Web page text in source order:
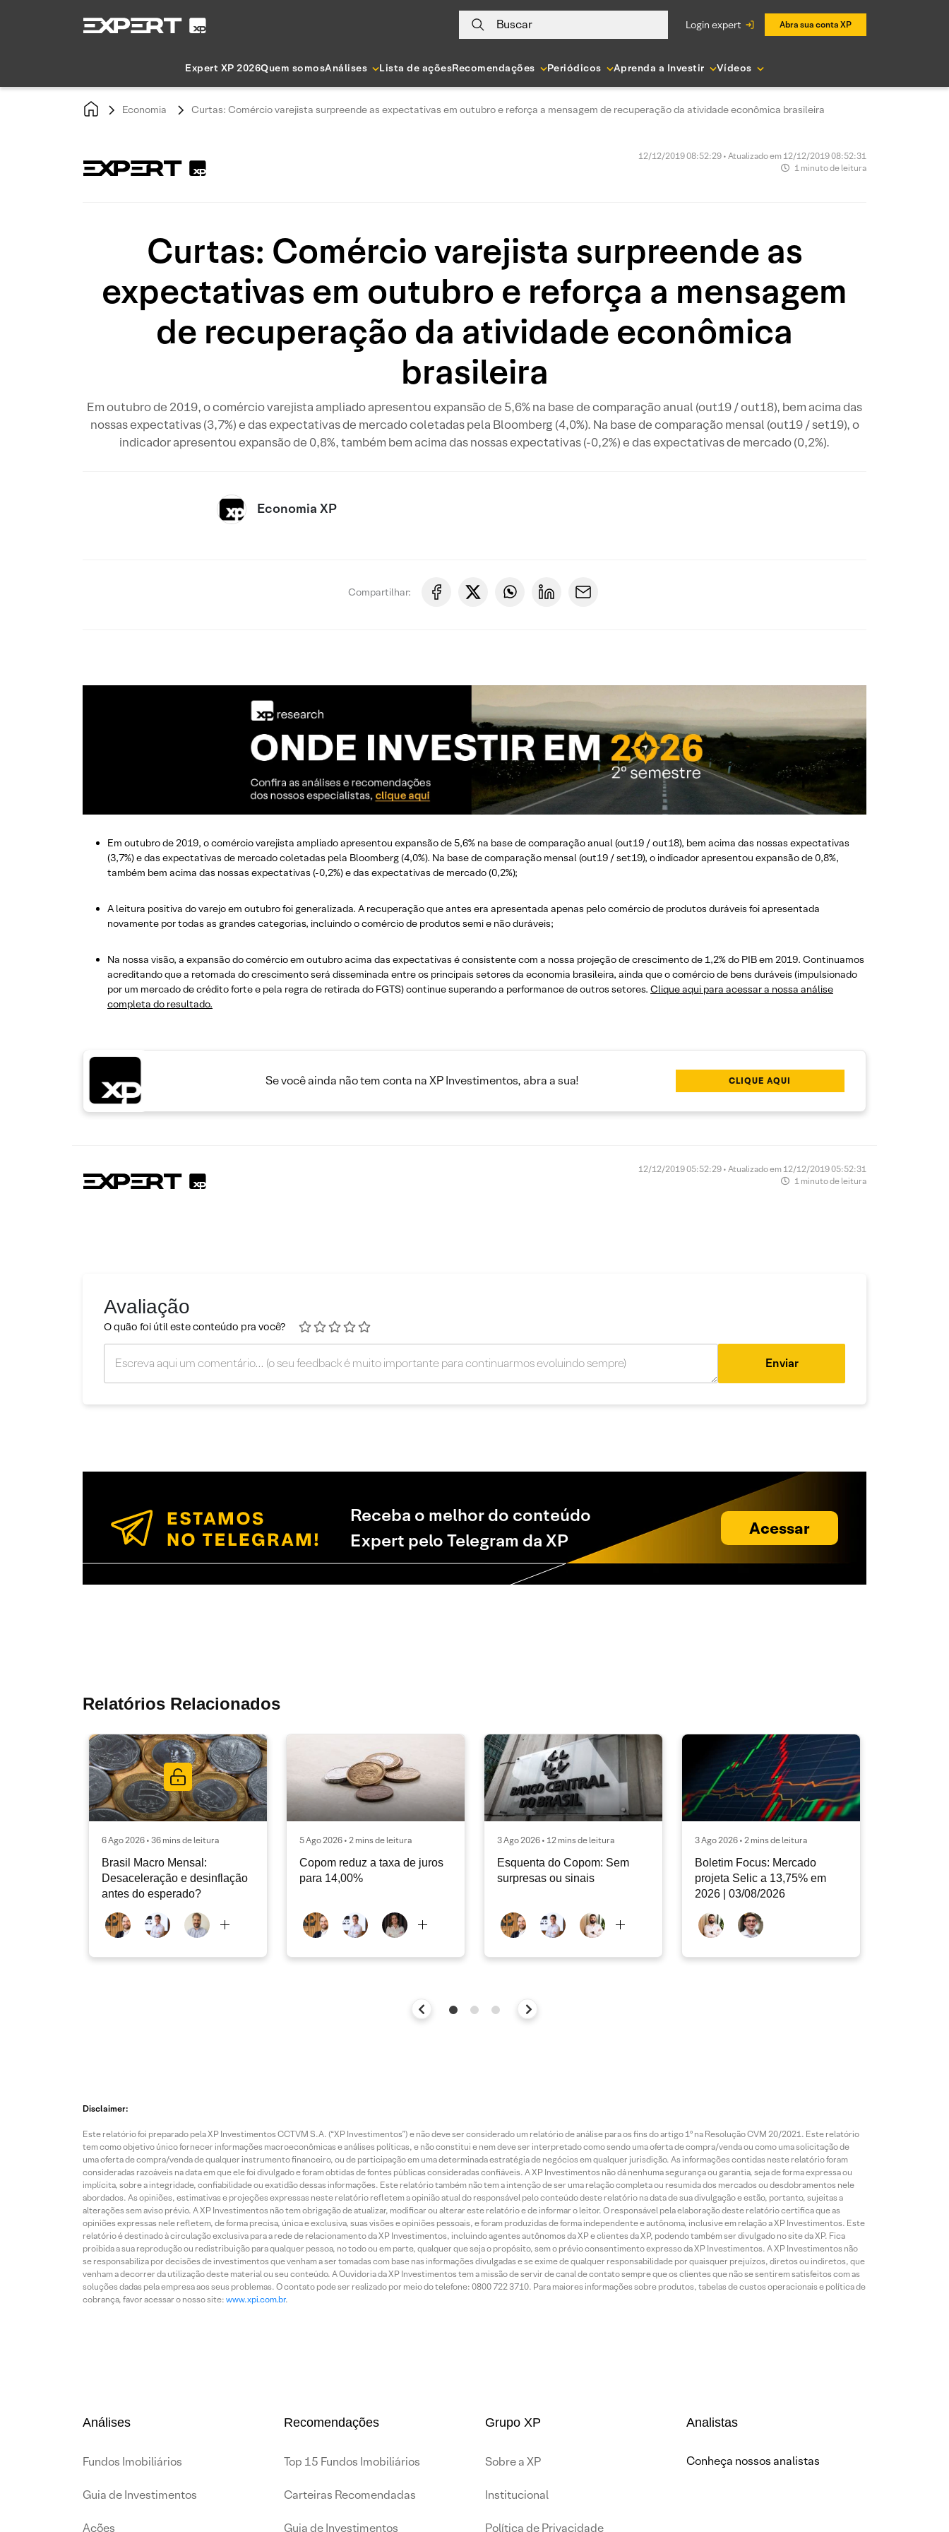
Buscar login expert Abra sua conta XP
Expert XP 2026Quem somosAnálises Lista de açõesRecomendações Periódicos Aprenda a Investir Vídeos
Economia Curtas: Comércio varejista surpreende as expectativas em outubro e reforça a mensagem de recuperação da atividade econômica brasileira
12/12/2019 08:52:29 • Atualizado em 12/12/2019 08:52:31
1 minuto de leitura
Curtas: Comércio varejista surpreende as
expectativas em outubro e reforça a mensagem
de recuperação da atividade econômica
brasileira
Em outubro de 2019, o comércio varejista ampliado apresentou expansão de 5,6% na base de comparação anual (out19 / out18), bem acima das
nossas expectativas (3,7%) e das expectativas de mercado coletadas pela Bloomberg (4,0%). Na base de comparação mensal (out19 / set19), o
indicador apresentou expansão de 0,8%, também bem acima das nossas expectativas (-0,2%) e das expectativas de mercado (0,2%).
Economia XP
Compartilhar:
Em outubro de 2019, o comércio varejista ampliado apresentou expansão de 5,6% na base de comparação anual (out19 / out18), bem acima das nossas expectativas
(3,7%) e das expectativas de mercado coletadas pela Bloomberg (4,0%). Na base de comparação mensal (out19 / set19), o indicador apresentou expansão de 0,8%,
também bem acima das nossas expectativas (-0,2%) e das expectativas de mercado (0,2%);
A leitura positiva do varejo em outubro foi generalizada. A recuperação que antes era apresentada apenas pelo comércio de produtos duráveis foi apresentada
novamente por todas as grandes categorias, incluindo o comércio de produtos semi e não duráveis;
Na nossa visão, a expansão do comércio em outubro acima das expectativas é consistente com a nossa projeção de crescimento de 1,2% do PIB em 2019. Continuamos
acreditando que a retomada do crescimento será disseminada entre os principais setores da economia brasileira, ainda que o comércio de bens duráveis (impulsionado
por um mercado de crédito forte e pela regra de retirada do FGTS) continue superando a performance de outros setores. Clique aqui para acessar a nossa análise
completa do resultado.
Se você ainda não tem conta na XP Investimentos, abra a sua! CLIQUE AQUI
12/12/2019 05:52:29 • Atualizado em 12/12/2019 05:52:31
1 minuto de leitura
Avaliação
O quão foi útil este conteúdo pra você?
Enviar
Receba o melhor do conteúdo
Expert pelo Telegram da XP
Acessar
Relatórios Relacionados
6 Ago 2026 • 36 mins de leitura
Brasil Macro Mensal:
Desaceleração e desinflação
antes do esperado?
5 Ago 2026 • 2 mins de leitura
Copom reduz a taxa de juros
para 14,00%
3 Ago 2026 • 12 mins de leitura
Esquenta do Copom: Sem
surpresas ou sinais
3 Ago 2026 • 2 mins de leitura
Boletim Focus: Mercado
projeta Selic a 13,75% em
2026 | 03/08/2026
Disclaimer:
Este relatório foi preparado pela XP Investimentos CCTVM S.A. (“XP Investimentos”) e não deve ser considerado um relatório de análise para os fins do artigo 1º na Resolução CVM 20/2021. Este relatório
tem como objetivo único fornecer informações macroeconômicas e análises políticas, e não constitui e nem deve ser interpretado como sendo uma oferta de compra/venda ou como uma solicitação de
uma oferta de compra/venda de qualquer instrumento financeiro, ou de participação em uma determinada estratégia de negócios em qualquer jurisdição. As informações contidas neste relatório foram
consideradas razoáveis na data em que ele foi divulgado e foram obtidas de fontes públicas consideradas confiáveis. A XP Investimentos não dá nenhuma segurança ou garantia, seja de forma expressa ou
implícita, sobre a integridade, confiabilidade ou exatidão dessas informações. Este relatório também não tem a intenção de ser uma relação completa ou resumida dos mercados ou desdobramentos nele
abordados. As opiniões, estimativas e projeções expressas neste relatório refletem a opinião atual do responsável pelo conteúdo deste relatório na data de sua divulgação e estão, portanto, sujeitas a
alterações sem aviso prévio. A XP Investimentos não tem obrigação de atualizar, modificar ou alterar este relatório e de informar o leitor. O responsável pela elaboração deste relatório certifica que as
opiniões expressas nele refletem, de forma precisa, única e exclusiva, suas visões e opiniões pessoais, e foram produzidas de forma independente e autônoma, inclusive em relação a XP Investimentos. Este
relatório é destinado à circulação exclusiva para a rede de relacionamento da XP Investimentos, incluindo agentes autônomos da XP e clientes da XP, podendo também ser divulgado no site da XP. Fica
proibida a sua reprodução ou redistribuição para qualquer pessoa, no todo ou em parte, qualquer que seja o propósito, sem o prévio consentimento expresso da XP Investimentos. A XP Investimentos não
se responsabiliza por decisões de investimentos que venham a ser tomadas com base nas informações divulgadas e se exime de qualquer responsabilidade por quaisquer prejuízos, diretos ou indiretos, que
venham a decorrer da utilização deste material ou seu conteúdo. A Ouvidoria da XP Investimentos tem a missão de servir de canal de contato sempre que os clientes que não se sentirem satisfeitos com as
soluções dadas pela empresa aos seus problemas. O contato pode ser realizado por meio do telefone: 0800 722 3710. Para maiores informações sobre produtos, tabelas de custos operacionais e política de
cobrança, favor acessar o nosso site: www.xpi.com.br.
Análises
Fundos Imobiliários
Guia de Investimentos
Ações
Recomendações
Top 15 Fundos Imobiliários
Carteiras Recomendadas
Guia de Investimentos
Grupo XP
Sobre a XP
Institucional
Política de Privacidade
Analistas
Conheça nossos analistas